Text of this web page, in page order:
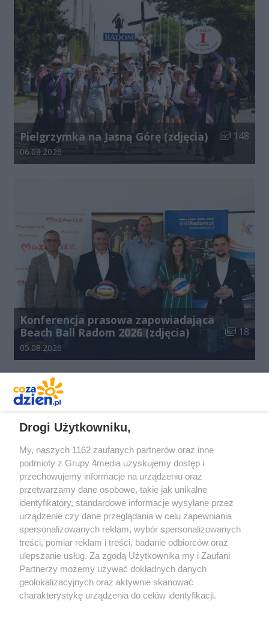
Pielgrzymka na Jasną Górę (zdjęcia) Liczba
148
Data dodania galerii:
06.08.2026
Konferencja prasowa zapowiadająca
Beach Ball Radom 2026 (zdjęcia)
Liczba
18
Data dodania galerii:
05.08.2026
Redakcja Reklama Prywatność
Praca Łódź
the:protocol
Drogi Użytkowniku,
My, naszych 1162 zaufanych partnerów oraz inne
podmioty z Grupy 4media uzyskujemy dostęp i
przechowujemy informacje na urządzeniu oraz
przetwarzamy dane osobowe, takie jak unikalne
identyfikatory, standardowe informacje wysyłane przez
urządzenie czy dane przeglądania w celu zapewniania
spersonalizowanych reklam, wybór spersonalizowanych
treści, pomiar reklam i treści, badanie odbiorców oraz
ulepszanie usług. Za zgodą Użytkownika my i Zaufani
Partnerzy możemy używać dokładnych danych
geolokalizacyjnych oraz aktywnie skanować
charakterystykę urządzenia do celów identyfikacji.